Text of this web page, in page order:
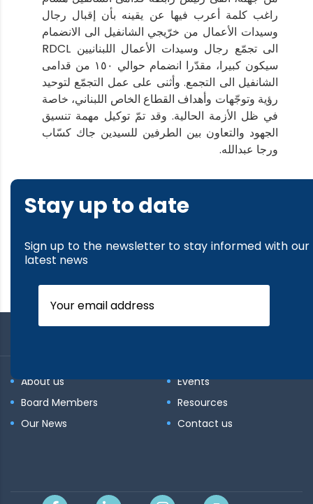
راغب كلمة أعرب فيها عن يقينه بأن إقبال رجال
وسيدات الأعمال من خرّيجي الشانفيل الى الانضمام
الى تجمّع رجال وسيدات الأعمال اللبنانيين RDCL
سيكون كبيرا، مقدّرا انضمام حوالي ١٥٠ من قدامى
الشانفيل الى التجمع. وأثنى على عمل التجمّع لتوحيد
رؤية وتوجّهات وأهداف القطاع الخاص اللبناني، خاصة
في ظل الأزمة الحالية. وقد تمّ توكيل مهمة تنسيق
الجهود والتعاون بين الطرفين للسيدين جاك كسّاب
ورجا عبدالله.
Stay up to date
Sign up to the newsletter to stay informed with our
latest news
About us
Board Members
Our News
Events
Resources
Contact us